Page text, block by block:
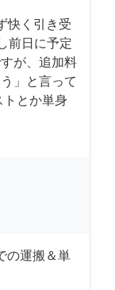
快く引き受
前日に予定
が、追加料
」と言って
とか単身
の運搬＆単